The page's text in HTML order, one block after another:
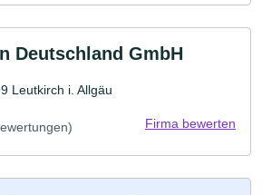
Deutschland GmbH
Leutkirch i. Allgäu
Firma bewerten